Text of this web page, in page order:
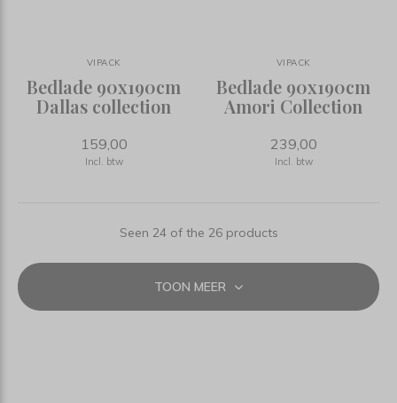
VIPACK
Bedlade 90x190cm
Dallas collection
159,00
Incl. btw
VIPACK
Bedlade 90x190cm
Amori Collection
239,00
Incl. btw
Seen 24 of the 26 products
TOON MEER